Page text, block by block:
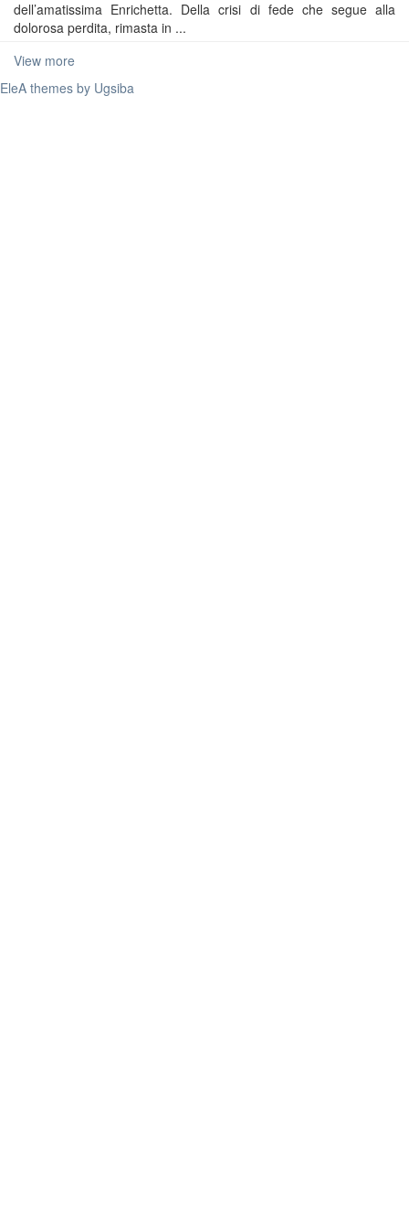
dell’amatissima Enrichetta. Della crisi di fede che segue alla
dolorosa perdita, rimasta in ...
View more
EleA themes by Ugsiba